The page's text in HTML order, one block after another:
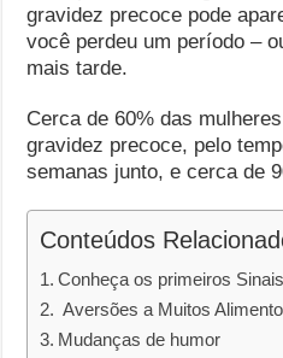
gravidez precoce pode
você perdeu um período –
mais tarde.
Cerca de 60% das
gravidez precoce, pelo
semanas junto, e cerca de
Conteúdos
Conheça os primeiros
Aversões a Muitos
Mudanças de humor